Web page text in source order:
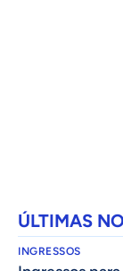
ÚLTIMAS
INGRESSOS